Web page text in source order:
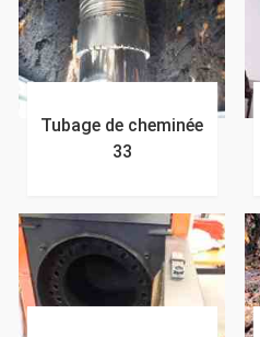
Tubage de cheminée
33